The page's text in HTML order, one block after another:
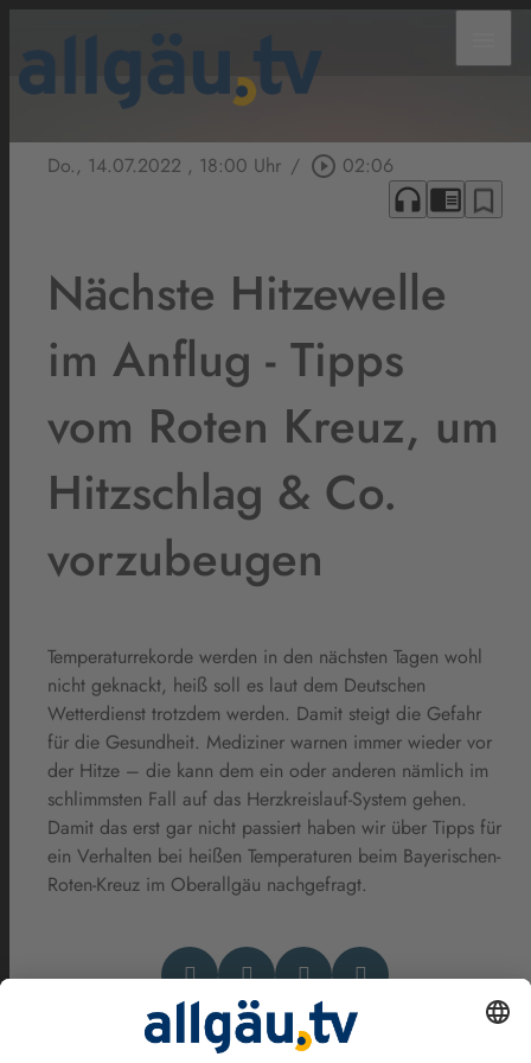
Do., 14.07.2022 , 18:00 Uhr / play_circle_outline 02:06
headphones chrome_reader_mode bookmark_border
Nächste Hitzewelle
im Anflug - Tipps
vom Roten Kreuz, um
Hitzschlag & Co.
vorzubeugen
Temperaturrekorde werden in den nächsten Tagen wohl
nicht geknackt, heiß soll es laut dem Deutschen
Wetterdienst trotzdem werden. Damit steigt die Gefahr
für die Gesundheit. Mediziner warnen immer wieder vor
der Hitze – die kann dem ein oder anderen nämlich im
schlimmsten Fall auf das Herzkreislauf-System gehen.
Damit das erst gar nicht passiert haben wir über Tipps für
ein Verhalten bei heißen Temperaturen beim Bayerischen-
Roten-Kreuz im Oberallgäu nachgefragt.